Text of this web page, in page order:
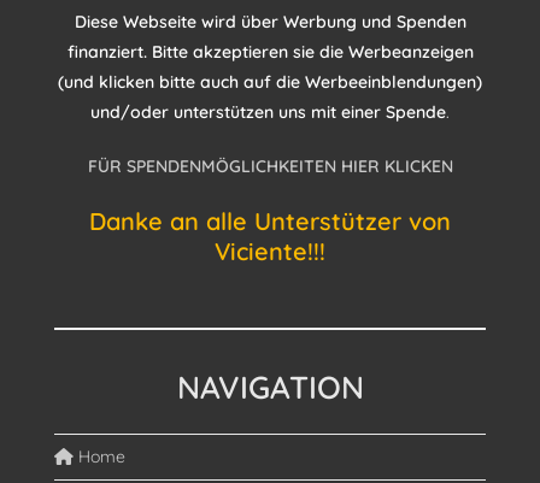
Diese Webseite wird über Werbung und Spenden
finanziert. Bitte akzeptieren sie die Werbeanzeigen
(und klicken bitte auch auf die Werbeeinblendungen)
und/oder unterstützen uns mit einer Spende.
FÜR SPENDENMÖGLICHKEITEN HIER KLICKEN
Danke an alle Unterstützer von
Viciente!!!
NAVIGATION
Home